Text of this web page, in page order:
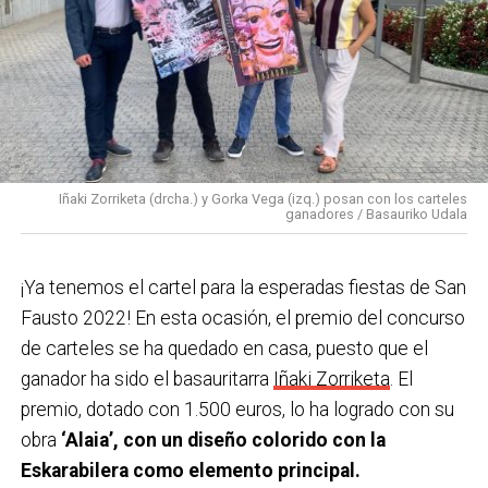
de la cuadrilla Zoroak para utilizar en el comercio
local.
por fanfarrias, gaiteros, txistularis, etc. Durante la
bajada se realiza la ofrenda floral a Bingen Anton
Ferrero por parte de las cuadrillas.
21:30 Fin de Bajada con entrega del Premio
Eskarabilera a «La Mejor Bajada» en la carpa de
Solobarria y posterior apertura de lonjas.
21:30 Pasacalles con Gazte-leku por las peatonales.
22:00 Disko Festa Sound en la carpa de Solobarria
GUDA DANTZA en la plaza Arizgoiti
23:59 Verbena con la orquesta REMIX en la plaza San
Fausto.
Domingo 9 de octubre
9:00 Txupin desde el Ayuntamiento.
9:30 Torneo popular y federado de Tenis de mesa en
Iñaki Zorriketa (drcha.) y Gorka Vega (izq.) posan con los carteles
ganadores / Basauriko Udala
¡Ya tenemos el cartel para la esperadas fiestas de San
Fausto 2022! En esta ocasión, el premio del concurso
de carteles se ha quedado en casa, puesto que el
ganador ha sido el basauritarra Iñaki Zorriketa. El
premio, dotado con 1.500 euros, lo ha logrado con su
obra ‘Alaia’, con un diseño colorido con la
Eskarabilera como elemento principal.